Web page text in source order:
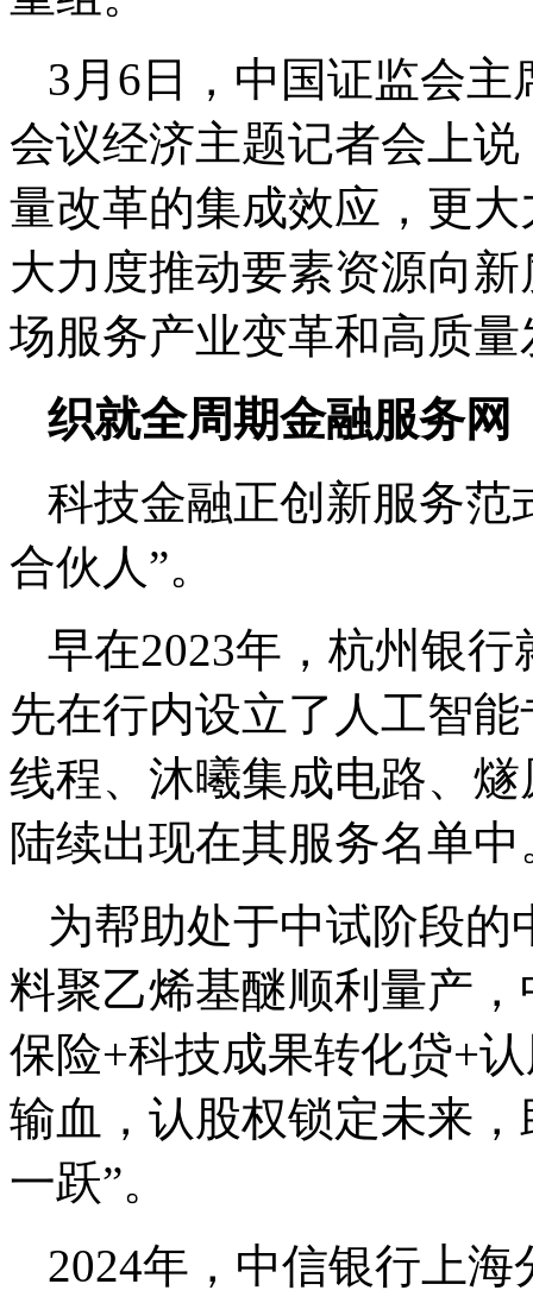
3月6日，中国证监会
会议经济主题记者会上
量改革的集成效应，更
大力度推动要素资源向
场服务产业变革和高质
织就全周期金融服务网
科技金融正创新服务范
合伙人”。
早在2023年，杭州银
先在行内设立了人工智
线程、沐曦集成电路、
陆续出现在其服务名单中
为帮助处于中试阶段
料聚乙烯基醚顺利量产
保险+科技成果转化贷+
输血，认股权锁定未来
一跃”。
2024年，中信银行上